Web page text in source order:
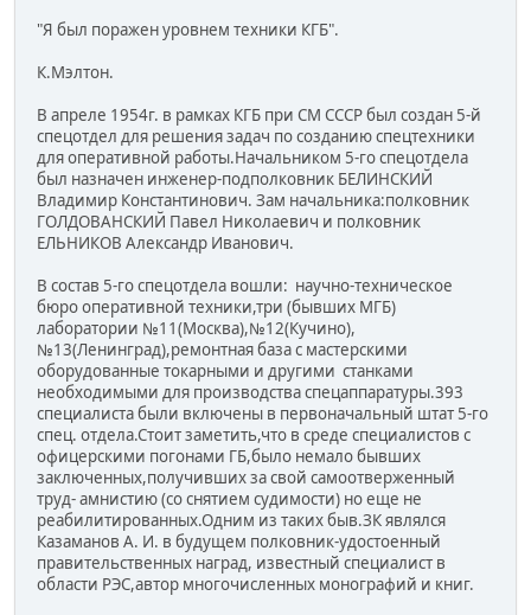
"Я был поражен уровнем техники КГБ".
К.Мэлтон.
В апреле 1954г. в рамках КГБ при СМ СССР был создан 5-й
спецотдел для решения задач по созданию спецтехники
для оперативной работы.Начальником 5-го спецотдела
был назначен инженер-подполковник БЕЛИНСКИЙ
Владимир Константинович. Зам начальника:полковник
ГОЛДОВАНСКИЙ Павел Николаевич и полковник
ЕЛЬНИКОВ Александр Иванович.
В состав 5-го спецотдела вошли: научно-техническое
бюро оперативной техники,три (бывших МГБ)
лаборатории №11(Москва),№12(Кучино),
№13(Ленинград),ремонтная база с мастерскими
оборудованные токарными и другими станками
необходимыми для производства спецаппаратуры.393
специалиста были включены в первоначальный штат 5-го
спец. отдела.Стоит заметить,что в среде специалистов с
офицерскими погонами ГБ,было немало бывших
заключенных,получивших за свой самоотверженный
труд- амнистию (со снятием судимости) но еще не
реабилитированных.Одним из таких быв.ЗК являлся
Казаманов А. И. в будущем полковник-удостоенный
правительственных наград, известный специалист в
области РЭС,автор многочисленных монографий и книг.